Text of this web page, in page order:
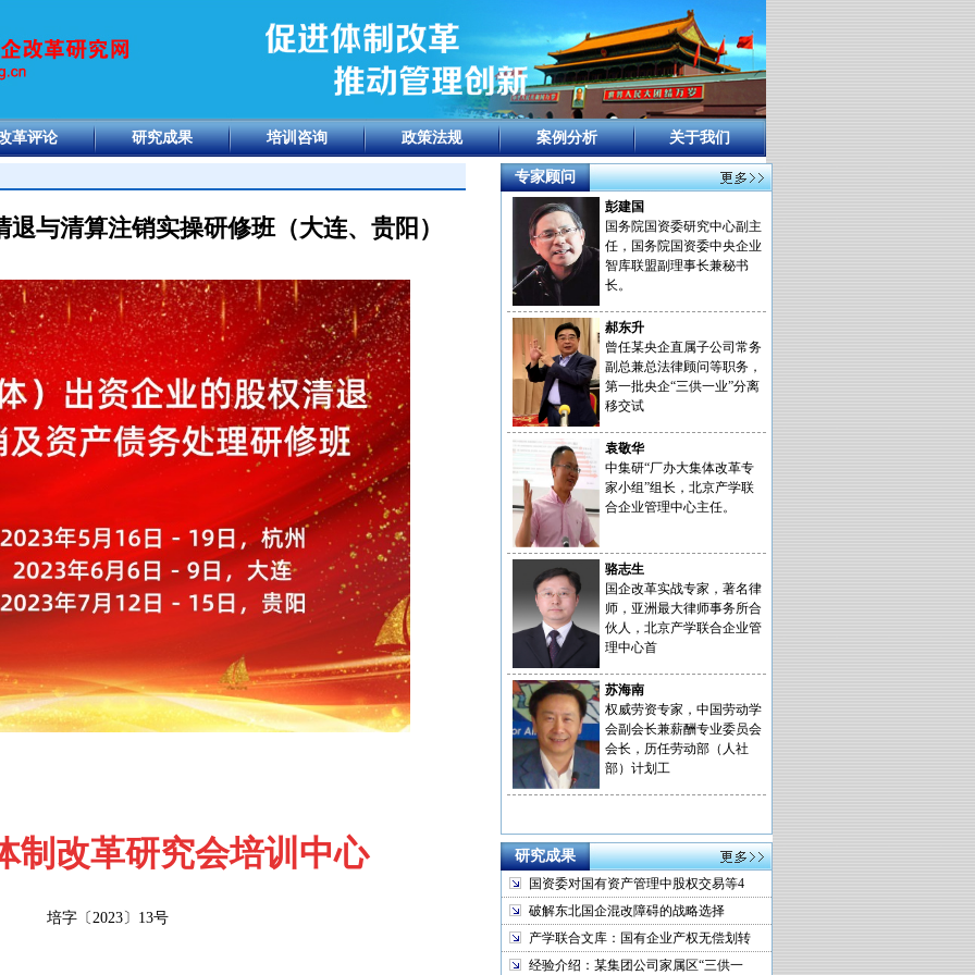
革评论 研究成果 培训咨询 政策法规 案例分析 关于我们
与清算注销实操研修班（大连、贵阳）
制改革研究会培训中心
培字〔2023〕13号
专家顾问
彭建国
国务院国资委研究中心副主
任，国务院国资委中央企业
智库联盟副理事长兼秘书
长。
郝东升
曾任某央企直属子公司常务
副总兼总法律顾问等职务，
第一批央企“三供一业”分离
移交试
袁敬华
中集研“厂办大集体改革专
家小组”组长，北京产学联
合企业管理中心主任。
骆志生
国企改革实战专家，著名律
师，亚洲最大律师事务所合
伙人，北京产学联合企业管
理中心首
苏海南
权威劳资专家，中国劳动学
会副会长兼薪酬专业委员会
会长，历任劳动部（人社
部）计划工
研究成果
国资委对国有资产管理中股权交易等4
破解东北国企混改障碍的战略选择
产学联合文库：国有企业产权无偿划转
经验介绍：某集团公司家属区“三供一